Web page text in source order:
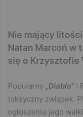
Nie mający
Natan Marcoń w
się o Krzysztofie
Popularny „Diablo” i
toksyczny związek.
ogłoszeniu jego